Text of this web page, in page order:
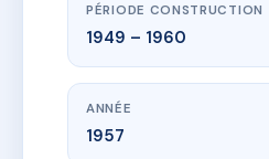
PÉRIODE CONSTRUCTION
1949 – 1960
ANNÉE
1957